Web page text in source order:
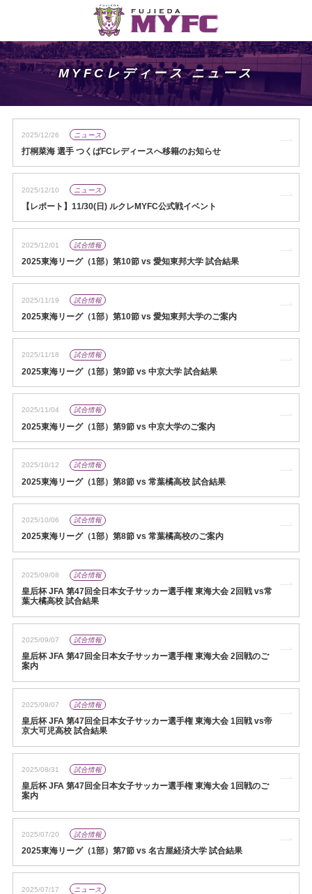
MYFCレディース ニュース
2025/12/26 ニュース
打桐菜海 選手 つくばFCレディースへ移籍のお知らせ
2025/12/10 ニュース
【レポート】11/30(日) ルクレMYFC公式戦イベント
2025/12/01 試合情報
2025東海リーグ（1部）第10節 vs 愛知東邦大学 試合結果
2025/11/19 試合情報
2025東海リーグ（1部）第10節 vs 愛知東邦大学のご案内
2025/11/18 試合情報
2025東海リーグ（1部）第9節 vs 中京大学 試合結果
2025/11/04 試合情報
2025東海リーグ（1部）第9節 vs 中京大学のご案内
2025/10/12 試合情報
2025東海リーグ（1部）第8節 vs 常葉橘高校 試合結果
2025/10/06 試合情報
2025東海リーグ（1部）第8節 vs 常葉橘高校のご案内
2025/09/08 試合情報
皇后杯 JFA 第47回全日本女子サッカー選手権 東海大会 2回戦 vs常
葉大橘高校 試合結果
2025/09/07 試合情報
皇后杯 JFA 第47回全日本女子サッカー選手権 東海大会 2回戦のご
案内
2025/09/07 試合情報
皇后杯 JFA 第47回全日本女子サッカー選手権 東海大会 1回戦 vs帝
京大可児高校 試合結果
2025/08/31 試合情報
皇后杯 JFA 第47回全日本女子サッカー選手権 東海大会 1回戦のご
案内
2025/07/20 試合情報
2025東海リーグ（1部）第7節 vs 名古屋経済大学 試合結果
2025/07/17 ニュース